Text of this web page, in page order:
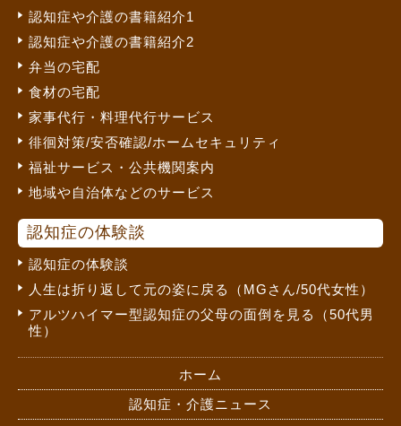
認知症や介護の書籍紹介1
認知症や介護の書籍紹介2
弁当の宅配
食材の宅配
家事代行・料理代行サービス
徘徊対策/安否確認/ホームセキュリティ
福祉サービス・公共機関案内
地域や自治体などのサービス
認知症の体験談
認知症の体験談
人生は折り返して元の姿に戻る（MGさん/50代女性）
アルツハイマー型認知症の父母の面倒を見る（50代男
性）
ホーム
認知症・介護ニュース